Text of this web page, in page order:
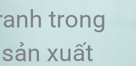
trong
xuất